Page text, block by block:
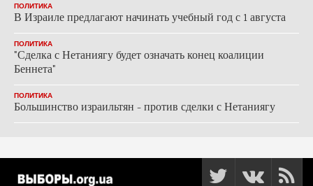
ПОЛИТИКА
В Израиле предлагают начинать учебный год с 1 августа
ПОЛИТИКА
"Сделка с Нетаниягу будет означать конец коалиции
Беннета"
ПОЛИТИКА
Большинство израильтян - против сделки с Нетаниягу